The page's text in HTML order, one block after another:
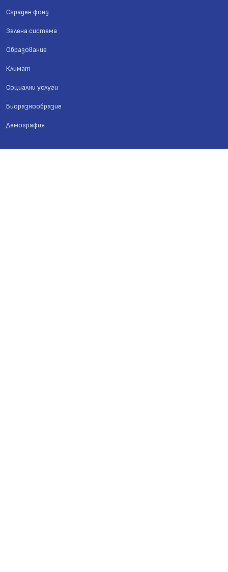
Сграден фонд
Зелена система
Образование
Климат
Социални услуги
Биоразнообразие
Демография